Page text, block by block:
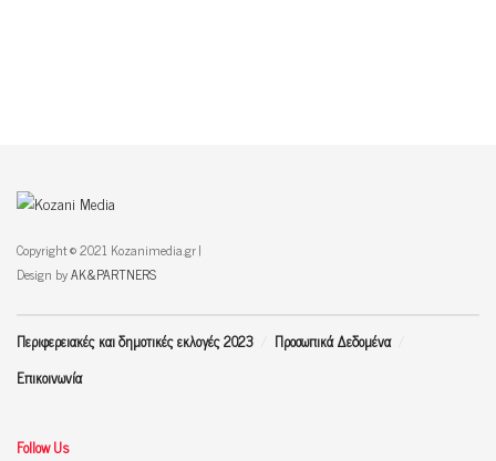
Copyright © 2021 Kozanimedia.gr |
Design byAK&PARTNERS
Περιφερειακές και δημοτικές εκλογές 2023
Προσωπικά Δεδομένα
Επικοινωνία
Follow Us